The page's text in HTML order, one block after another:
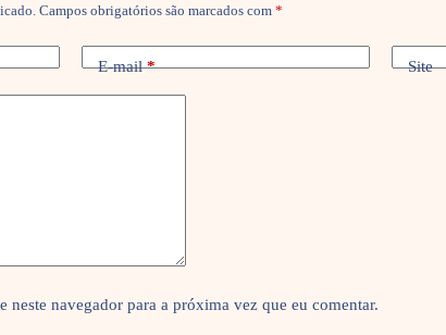
Campos obrigatórios são marcados com *
E-mail* Site
neste navegador para a próxima vez que eu comentar.